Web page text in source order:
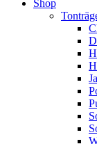
Shop